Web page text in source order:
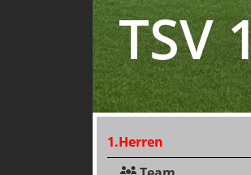
TSV
1.Herren